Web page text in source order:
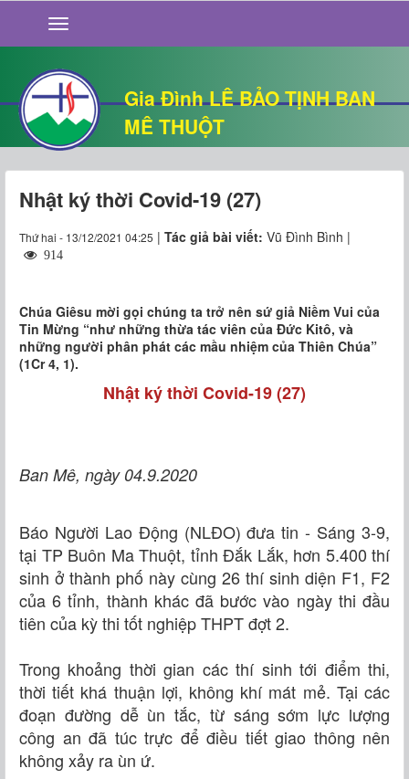
Gia Đình LÊ BẢO TỊNH BAN
MÊ THUỘT
GIỚI THIỆU
TIN TỨC
SỐNG ĐẠO
CHUYỆN NHÀ
QUÁN VĂN
THƯ GIÃN
Nhật ký thời Covid-19 (27)
Thứ hai - 13/12/2021 04:25 | Tác giả bài viết: Vũ Đình Bình |
914
Chúa Giêsu mời gọi chúng ta trở nên sứ giả Niềm Vui của
Tin Mừng “như những thừa tác viên của Ðức Kitô, và
những người phân phát các mầu nhiệm của Thiên Chúa”
(1Cr 4, 1).
Nhật ký thời Covid-19 (27)
Ban Mê, ngày 04.9.2020
Báo Người Lao Động (NLĐO) đưa tin - Sáng 3-9,
tại TP Buôn Ma Thuột, tỉnh Đắk Lắk, hơn 5.400 thí
sinh ở thành phố này cùng 26 thí sinh diện F1, F2
của 6 tỉnh, thành khác đã bước vào ngày thi đầu
tiên của kỳ thi tốt nghiệp THPT đợt 2.
Trong khoảng thời gian các thí sinh tới điểm thi,
thời tiết khá thuận lợi, không khí mát mẻ. Tại các
đoạn đường dễ ùn tắc, từ sáng sớm lực lượng
công an đã túc trực để điều tiết giao thông nên
không xảy ra ùn ứ.